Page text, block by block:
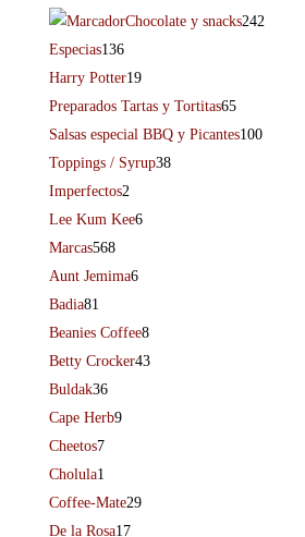
Chocolate y snacks242
Especias136
Harry Potter19
Preparados Tartas y Tortitas65
Salsas especial BBQ y Picantes100
Toppings / Syrup38
Imperfectos2
Lee Kum Kee6
Marcas568
Aunt Jemima6
Badia81
Beanies Coffee8
Betty Crocker43
Buldak36
Cape Herb9
Cheetos7
Cholula1
Coffee-Mate29
De la Rosa17